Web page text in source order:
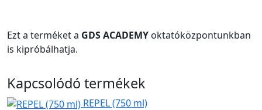
Ezt a terméket a GDS ACADEMY oktatóközpontunkban
is kipróbálhatja.
Kapcsolódó termékek
REPEL (750 ml)